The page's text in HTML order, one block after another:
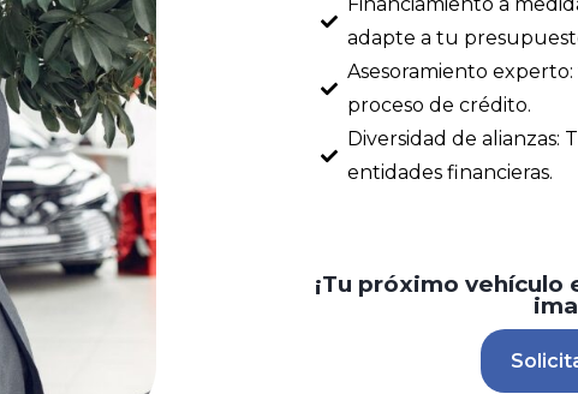
adapte a tu
Asesoramiento
proceso de crédito.
Diversidad de alianzas:
entidades financieras.
¡Tu próximo vehículo